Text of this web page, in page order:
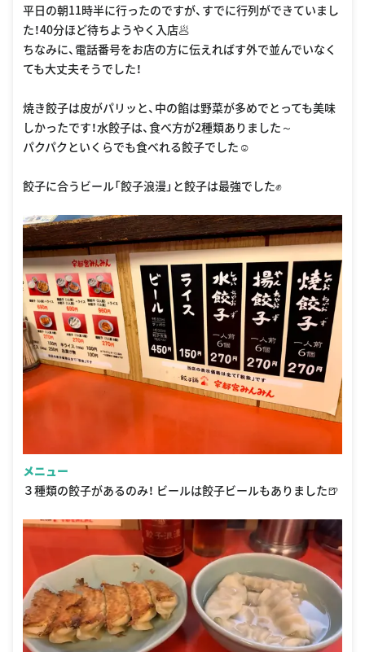
平日の朝11時半に行ったのですが、すでに行列ができていまし
た！40分ほど待ちようやく入店🥟
ちなみに、電話番号をお店の方に伝えればす外で並んでいなく
ても大丈夫そうでした！
焼き餃子は皮がパリッと、中の餡は野菜が多めでとっても美味
しかったです！水餃子は、食べ方が2種類ありました～
パクパクといくらでも食べれる餃子でした☺
餃子に合うビール「餃子浪漫」と餃子は最強でした✊
メニュー
３種類の餃子があるのみ！ ビールは餃子ビールもありました🍺